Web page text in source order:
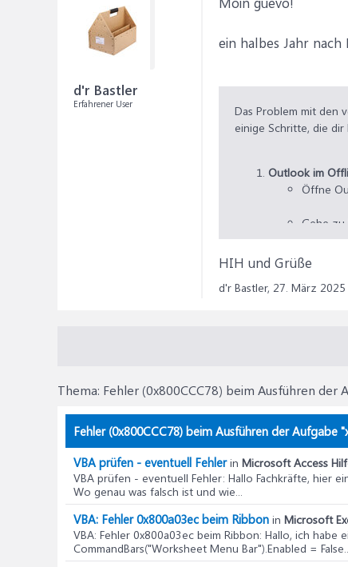
d'r Bastler
Erfahrener User
ein halbes Jahr
Das Problem mit den
einige Schritte, die
Outlook im
Öffne
Gehe zu
Wechsle
Danach
Gehe
Suche
Öffne
>
Starte
MFCMAPI-Tool
Lade
HIH und Grüße
d'r Bastler, 27. März 2025
Thema: Fehler (0x800CCC78) beim Ausführen
Fehler (0x800CCC78) beim Ausführen der Aufgabe
VBA prüfen - eventuell Fehlerin Microsoft Access
VBA prüfen - eventuell Fehler: Hallo Fachkräfte, hier
Wo genau was falsch ist und wie...
VBA: Fehler 0x800a03ec beim Ribbon in Microsoft
VBA: Fehler 0x800a03ec beim Ribbon: Hallo, ich habe
CommandBars("Worksheet Menu Bar").Enabled =